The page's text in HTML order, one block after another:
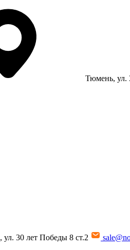
Тюмень, ул.
, ул. 30 лет Победы 8 ст.2